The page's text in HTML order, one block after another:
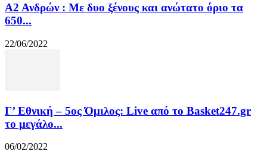
Α2 Ανδρών : Με δυο ξένους και ανώτατο όριο τα
650...
22/06/2022
Γ’ Εθνική – 5ος Όμιλος: Live από το Basket247.gr
το μεγάλο...
06/02/2022